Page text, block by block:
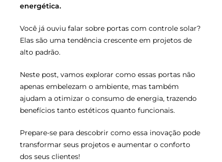
energética.
Você já ouviu falar sobre portas com controle solar?
Elas são uma tendência crescente em projetos de
alto padrão.
Neste post, vamos explorar como essas portas não
apenas embelezam o ambiente, mas também
ajudam a otimizar o consumo de energia, trazendo
benefícios tanto estéticos quanto funcionais.
Prepare-se para descobrir como essa inovação pode
transformar seus projetos e aumentar o conforto
dos seus clientes!